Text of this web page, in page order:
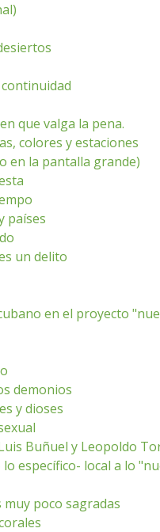
que valga la pena.
colores y estaciones
en la pantalla grande)
países
un delito
en el proyecto
demonios
y dioses
Buñuel y Leopoldo
lo específico- local a lo
poco sagradas